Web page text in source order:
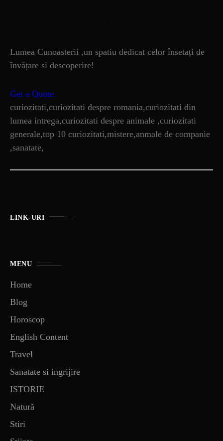
Lumea Cunoasterii ,un spatiu dedicat celor însetați de
învățare si descoperire!
Get a Quote
curiozitati,curiozitati despre romania,curiozitati din
lumea intrega,curiozitati despre animale ,curiozitati
generale,top 10 curiozitati,mistere,anmale de companie
,sanatate,
LINK-URI
MENU
Home
Blog
Horoscop
English Content
Travel
Sanatate si ingrijire
ISTORIE
Natură
Stiri